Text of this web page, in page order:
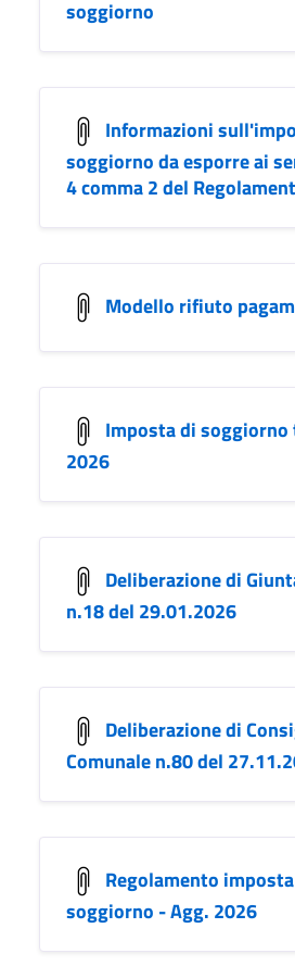
soggiorno
Informazioni
soggiorno da esporre ai
4 comma 2 del
Modello rifiuto
Imposta di
2026
Deliberazione di
n.18 del 29.01.2026
Deliberazione di
Comunale n.80 del
Regolamento
soggiorno - Agg. 2026